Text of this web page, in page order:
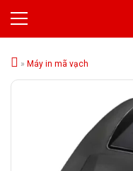
» Máy in mã vạch